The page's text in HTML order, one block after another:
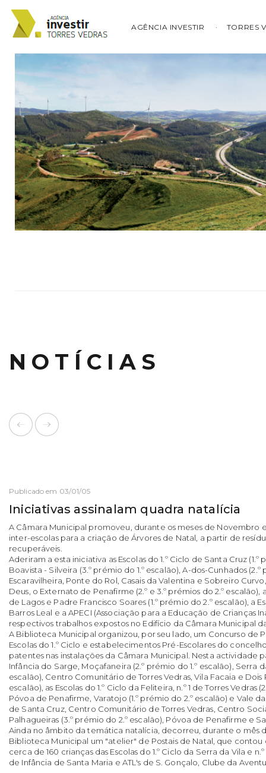
AGÊNCIA INVESTIR TORRES
NOTÍCIAS
Publicado em 03/01/05
Iniciativas assinalam quadra natalícia
A Câmara Municipal promoveu, durante os meses de Novembro
inter-escolas para a criação de Árvores de Natal, a partir de
recuperáveis.
Aderiram a esta iniciativa as Escolas do 1.º Ciclo de Santa Cruz (1.º
Boavista - Silveira (3.º prémio do 1.º escalão), A-dos-Cunhados (2.º
Escaravilheira, Ponte do Rol, Casais da Valentina e Sobreiro
Deus, o Externato de Penafirme (2.º e 3.º prémios do 2.º escalão),
de Lagos e Padre Francisco Soares (1.º prémio do 2.º escalão), a
Barros Leal e a APECI (Associação para a Educação de Crianças
respectivos trabalhos expostos no Edifício da Câmara Municipal
A Biblioteca Municipal organizou, por seu lado, um Concurso de
Escolas do 1.º Ciclo e estabelecimentos Pré-Escolares do
patentes nas instalações da Câmara Municipal. Nesta actividade
Infância do Sarge, Moçafaneira (2.º prémio do 1.º escalão), Serra
escalão), Centro Comunitário de Torres Vedras, Vila Facaia e Dois
escalão), as Escolas do 1.º Ciclo da Feliteira, n.º 1 de Torres Vedras
Póvoa de Penafirme, Varatojo (1.º prémio do 2.º escalão) e Vale
de Santa Cruz, Centro Comunitário de Torres Vedras, Centro
Palhagueiras (3.º prémio do 2.º escalão), Póvoa de Penafirme e
Ainda no âmbito da temática natalícia, decorreu, durante o mês
Biblioteca Municipal um "atelier" de Postais de Natal, que
cerca de 160 crianças das Escolas do 1.º Ciclo da Serra da Vila e
de Infância de Santa Maria e ATL's de S. Gonçalo, Clube da